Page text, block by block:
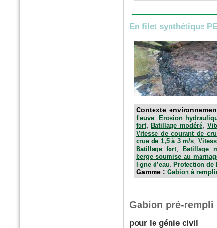
En filet synthétique
Contexte
fleuve, Erosion
fort,Batillage modéré,
Vitesse de courant de
crue de 1,5 à 3 m/s,
Batillage fort,
Batillage
berge soumise au
ligne d’eau, Protection de
Gamme : Gabion à
Gabion pré-rempli
pour le génie civil